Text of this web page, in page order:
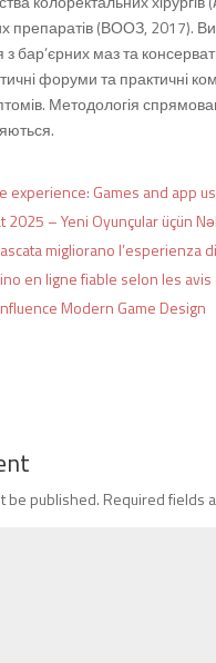
препаратів (ВООЗ, 2017).
бар’єрних маз та
форуми та практичні
Методологія
experience: Games and app
2025 – Yeni Oyunçular üçün
migliorano l’esperienza
en ligne fiable selon les
Modern Game Design
be published. Required fields